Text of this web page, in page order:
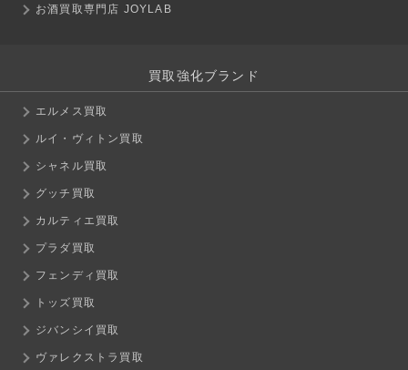
お酒買取専門店 JOYLAB
買取強化ブランド
エルメス買取
ルイ・ヴィトン買取
シャネル買取
グッチ買取
カルティエ買取
プラダ買取
フェンディ買取
トッズ買取
ジバンシイ買取
ヴァレクストラ買取